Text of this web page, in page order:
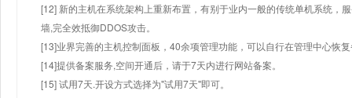
[12] 新的主机在系统架构上重新布置，有别于业内一般的传统单机系统，
墙,完全效抵御DDOS攻击。
[13]业界完善的主机控制面板，40余项管理功能，可以自行在管理中心恢
[14]提供备案服务,空间开通后，请于7天内进行网站备案。
[15] 试用7天.开设方式选择为"试用7天"即可。